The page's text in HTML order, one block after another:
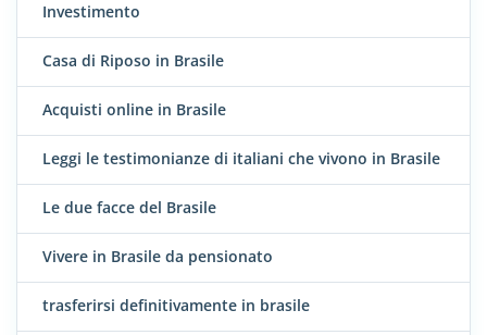
Investimento
Casa di Riposo in Brasile
Acquisti online in Brasile
Leggi le testimonianze di italiani che vivono in Brasile
Le due facce del Brasile
Vivere in Brasile da pensionato
trasferirsi definitivamente in brasile